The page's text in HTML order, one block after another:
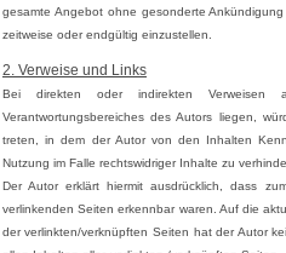
gesamte Angebot ohne gesonderte
zeitweise oder endgültig einzustellen.
2. Verweise und Links
Bei direkten oder indirekten Verweisen
Verantwortungsbereiches des Autors liegen,
treten, in dem der Autor von den Inhalten
Nutzung im Falle rechtswidriger Inhalte zu
Der Autor erklärt hiermit ausdrücklich, dass
verlinkenden Seiten erkennbar waren. Auf die
der verlinkten/verknüpften Seiten hat der Autor